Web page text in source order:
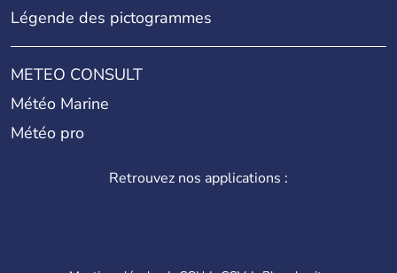
Légende des pictogrammes
METEO CONSULT
Météo Marine
Météo pro
Retrouvez nos applications :